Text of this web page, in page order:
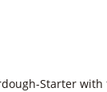
Starter